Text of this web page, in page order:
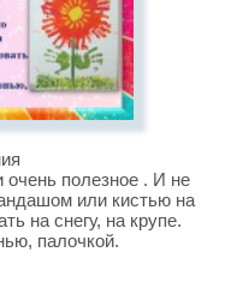
полезное . И не
или кистью на
на снегу, на крупе.
палочкой.